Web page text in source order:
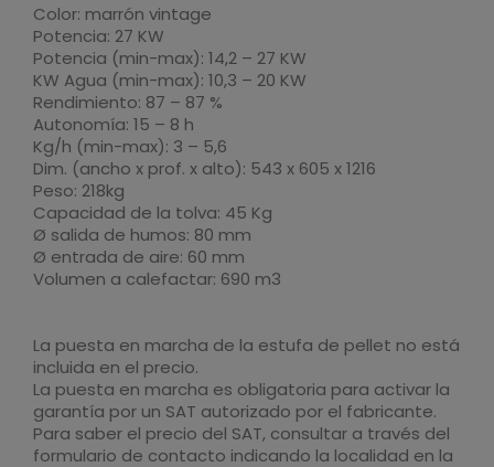
Color: marrón vintage
Potencia: 27 KW
Potencia (min-max): 14,2 – 27 KW
KW Agua (min-max): 10,3 – 20 KW
Rendimiento: 87 – 87 %
Autonomía: 15 – 8 h
Kg/h (min-max): 3 – 5,6
Dim. (ancho x prof. x alto): 543 x 605 x 1216
Peso: 218kg
Capacidad de la tolva: 45 Kg
Ø salida de humos: 80 mm
Ø entrada de aire: 60 mm
Volumen a calefactar: 690 m3
La puesta en marcha de la estufa de pellet no está
incluida en el precio.
La puesta en marcha es obligatoria para activar la
garantía por un SAT autorizado por el fabricante.
Para saber el precio del SAT, consultar a través del
formulario de contacto indicando la localidad en la